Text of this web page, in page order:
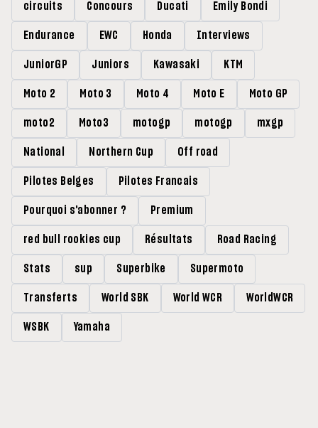
circuits Concours Ducati Emily Bondi
Endurance EWC Honda Interviews
JuniorGP Juniors Kawasaki KTM
Moto 2 Moto 3 Moto 4 Moto E Moto GP
moto2 Moto3 motogp motogp mxgp
National Northern Cup Off road
Pilotes Belges Pilotes Francais
Pourquoi s'abonner ? Premium
red bull rookies cup Résultats Road Racing
Stats sup Superbike Supermoto
Transferts World SBK World WCR WorldWCR
WSBK Yamaha